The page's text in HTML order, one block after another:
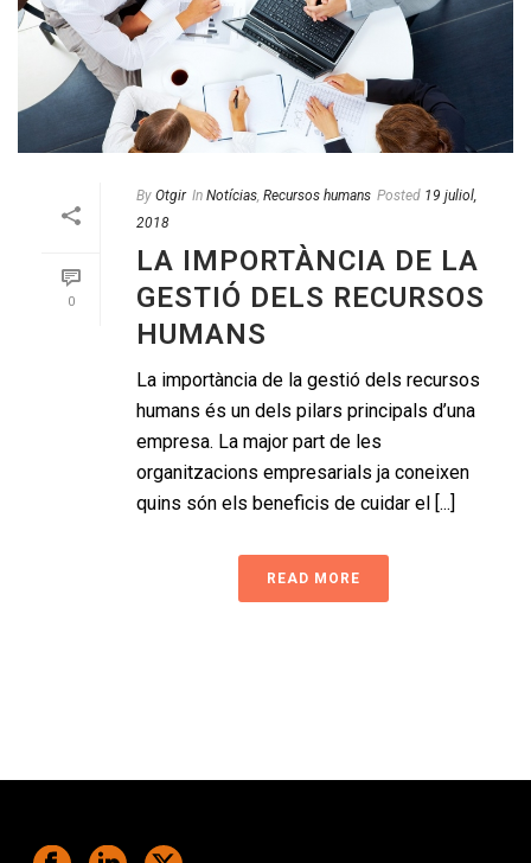
0
By Otgir In Notícias Recursos humans Posted 19 juliol,
2018
LA IMPORTÀNCIA DE LA
GESTIÓ DELS RECURSOS
HUMANS
La importància de la gestió dels recursos
humans és un dels pilars principals d’una
empresa. La major part de les
organitzacions empresarials ja coneixen
quins són els beneficis de cuidar el [...]
READ MORE